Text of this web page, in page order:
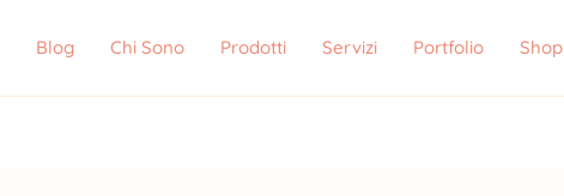
Blog Chi Sono Prodotti Servizi Portfolio Shop